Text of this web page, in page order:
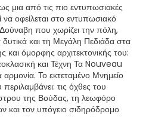
μια από τις πιο εντυπωσιακές
οφείλεται στο εντυπωσιακό
που χωρίζει την πόλη,
και τη Μεγάλη Πεδιάδα στα
και όμορφης αρχιτεκτονικής του:
και Τέχνη Τα Nouveau
αρμονία. Το εκτεταμένο Μνημείο
τις όχθες του
της Βούδας, τη λεωφόρο
τον υπόγειο σιδηρόδρομο